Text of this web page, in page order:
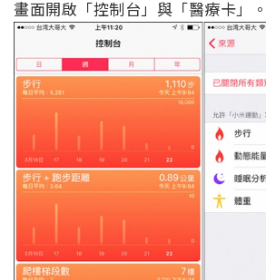
畫面開啟「控制台」與「醫療卡」。